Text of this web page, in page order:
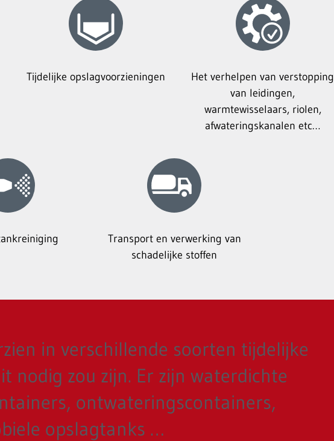
Tijdelijke opslagvoorzieningen
Het verhelpen van verstopping
van leidingen,
warmtewisselaars, riolen,
afwateringskanalen etc…
Transport en verwerking van
schadelijke stoffen
in verschillende soorten tijdelijke
nodig zou zijn. Er zijn waterdichte
ontwateringscontainers,
opslagtanks …